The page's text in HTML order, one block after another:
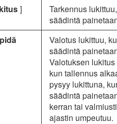
]
Tarkennus
säädintä
Valotus lukittuu,
säädintä
Valotuksen
kun tallennus
pysyy lukittuna,
säädintä
kerran tai
ajastin umpeutuu.